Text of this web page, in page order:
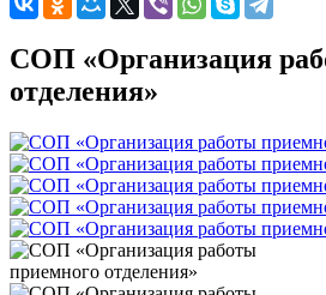
СОП «Организация
отделения»